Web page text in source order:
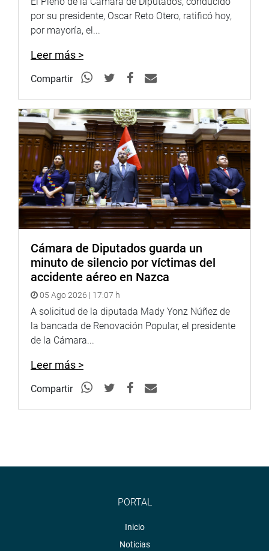
por su presidente, Oscar Reto Otero, ratificó hoy,
por mayoría, el...
Leer más >
Compartir
Cámara de Diputados guarda un
minuto de silencio por víctimas del
accidente aéreo en Nazca
05 Ago 2026 | 17:07 h
A solicitud de la diputada Mady Yonz Núñez de
la bancada de Renovación Popular, el presidente
de la Cámara...
Leer más >
Compartir
PORTAL
Inicio
Noticias